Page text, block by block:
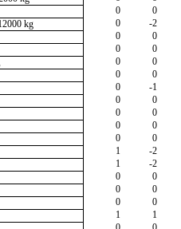
0
0
kg
0
-2
0
0
0
0
0
0
0
0
0
-1
0
0
0
0
0
0
0
0
1
-2
1
-2
0
0
0
0
0
0
1
1